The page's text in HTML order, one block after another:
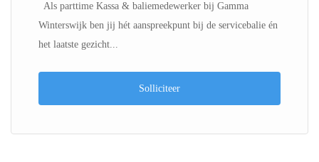
Als parttime Kassa & baliemedewerker bij Gamma
Winterswijk ben jij hét aanspreekpunt bij de servicebalie én
het laatste gezicht...
Solliciteer